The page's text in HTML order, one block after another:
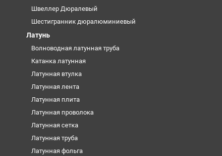
Швеллер Дюралевый
Шестигранник дюралюминиевый
Латунь
Волноводная латунная труба
Катанка латунная
Латунная втулка
Латунная лента
Латунная плита
Латунная проволока
Латунная сетка
Латунная труба
Латунная фольга